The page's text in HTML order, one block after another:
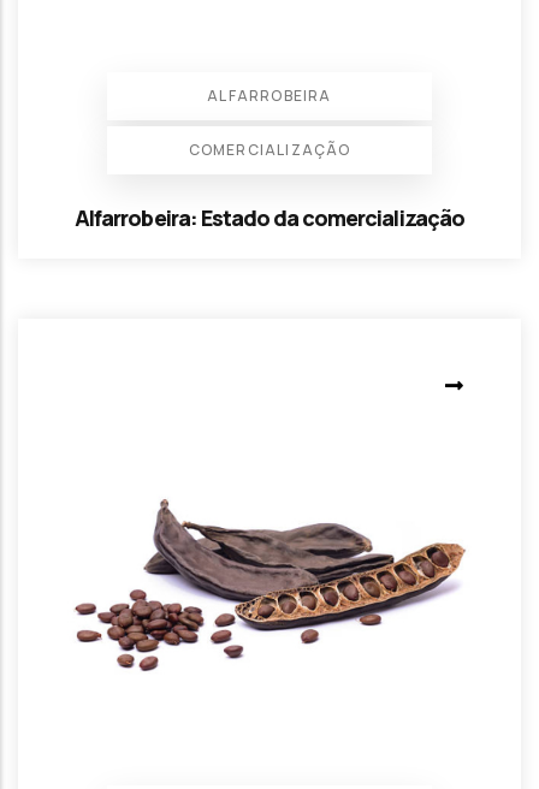
ALFARROBEIRA
COMERCIALIZAÇÃO
Alfarrobeira: Estado da comercialização